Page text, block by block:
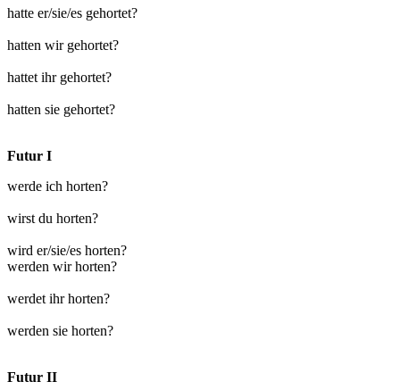
hatte er/sie/es gehortet?
hatten wir gehortet?
hattet ihr gehortet?
hatten sie gehortet?
Futur I
werde ich horten?
wirst du horten?
wird er/sie/es horten?
werden wir horten?
werdet ihr horten?
werden sie horten?
Futur II